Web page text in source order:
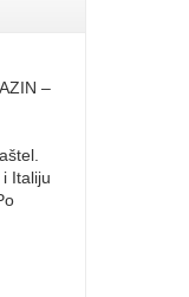
–
Italiju